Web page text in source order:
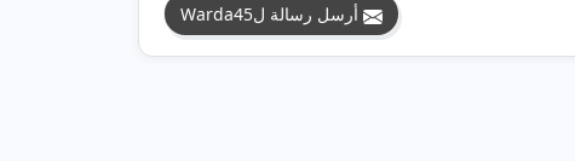
أرسل رسالة لWarda45